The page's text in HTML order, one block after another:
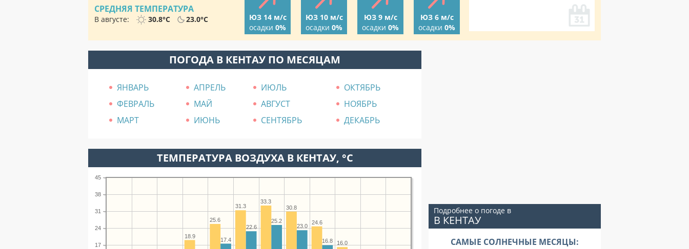
СРЕДНЯЯ ТЕМПЕРАТУРА
В августе: 30.8°C 23.0°C
ЮЗ 14 м/с
осадки 0%
ЮЗ 10 м/с
осадки 0%
ЮЗ 9 м/с
осадки 0%
ЮЗ 6 м/с
осадки 0%
ПОГОДА В КЕНТАУ ПО МЕСЯЦАМ
ЯНВАРЬ АПРЕЛЬ ИЮЛЬ
ОКТЯБРЬ
ФЕВРАЛЬ
МАЙ АВГУСТ
НОЯБРЬ
МАРТ
ИЮНЬ СЕНТЯБРЬ ДЕКАБРЬ
ТЕМПЕРАТУРА ВОЗДУХА В КЕНТАУ, °C
17
24
31
38
45
16.0
24.6
30.8
33.3
31.3
25.6
18.9
16.8
23.0
25.2
22.6
17.4
Подробнее о погоде в
В КЕНТАУ
САМЫЕ СОЛНЕЧНЫЕ МЕСЯЦЫ: